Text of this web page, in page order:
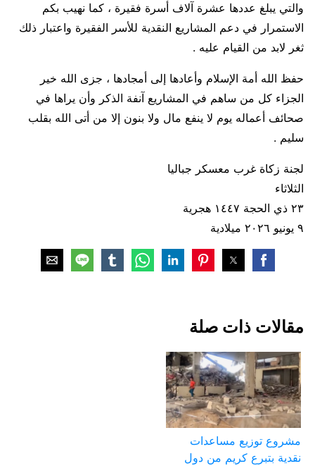
والتي يبلغ عددها عشرة آلاف أسرة فقيرة ، كما نهيب بكم
الاستمرار في دعم المشاريع النقدية للأسر الفقيرة واعتبار ذلك
ثغر لابد من القيام عليه .
حفظ الله أمة الإسلام وأعادها إلى أمجادها ، جزى الله خير
الجزاء كل من ساهم في المشاريع آنفة الذكر وأن يراها في
صحائف أعماله يوم لا ينفع مال ولا بنون إلا من أتى الله بقلب
سليم .
لجنة زكاة غرب معسكر جباليا
الثلاثاء
٢٣ ذي الحجة ١٤٤٧ هجرية
٩ يونيو ٢٠٢٦ ميلادية
مقالات ذات صلة
مشروع توزيع مساعدات
نقدية بتبرع كريم من دول